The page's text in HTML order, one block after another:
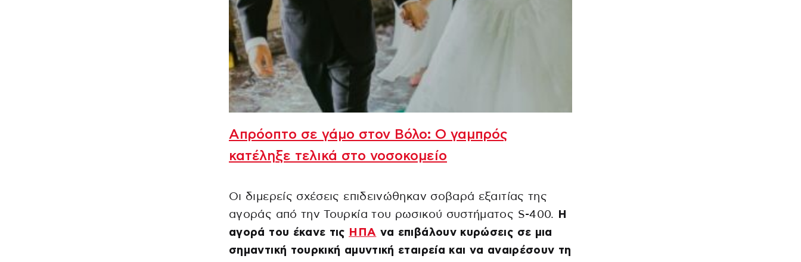
Απρόοπτο σε γάμο στον Βόλο: Ο γαμπρός
κατέληξε τελικά στο νοσοκομείο
Οι διμερείς σχέσεις επιδεινώθηκαν σοβαρά εξαιτίας της
αγοράς από την Τουρκία του ρωσικού συστήματος S-400. Η
αγορά του έκανε τις ΗΠΑ να επιβάλουν κυρώσεις σε μια
σημαντική τουρκική αμυντική εταιρεία και να αναιρέσουν τη